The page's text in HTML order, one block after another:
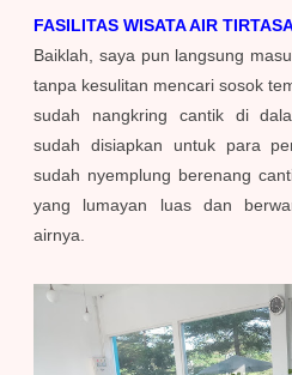
FASILITAS WISATA AIR
Baiklah, saya pun langsung
tanpa kesulitan mencari sosok
sudah nangkring cantik di
sudah disiapkan untuk para
sudah nyemplung berenang
yang lumayan luas dan
airnya.